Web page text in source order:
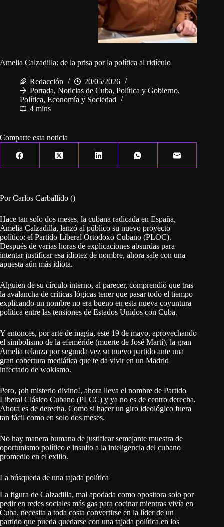
Amelia Calzadilla: de la prisa por la política al ridículo
Redacción
20/05/2026
Portada, Noticias de Cuba, Política y Gobierno,
Política, Economía y Sociedad
4 mins
Comparte esta noticia
Por Carlos Carballido ()
Hace tan solo dos meses, la cubana radicada en España,
Amelia Calzadilla, lanzó al público su nuevo proyecto
político: el Partido Liberal Ortodoxo Cubano (PLOC).
Después de varias horas de explicaciones absurdas para
intentar justificar esa idiotez de nombre, ahora sale con una
apuesta aún más idiota.
Alguien de su círculo interno, al parecer, comprendió que tras
la avalancha de críticas lógicas tener que pasar todo el tiempo
explicando un nombre no era bueno en esta nueva coyuntura
política entre las tensiones de Estados Unidos con Cuba.
Y entonces, por arte de magia, este 19 de mayo, aprovechando
el simbolismo de la efeméride (muerte de José Martí), la gran
Amelia relanza por segunda vez su nuevo partido ante una
gran cobertura mediática que te da vivir en un Madrid
infectado de wokismo.
Pero, ¡oh misterio divino!, ahora lleva el nombre de Partido
Liberal Clásico Cubano (PLCC) y ya no es de centro derecha.
Ahora es de derecha. Como si hacer un giro ideológico fuera
tan fácil como en solo dos meses.
No hay manera humana de justificar semejante muestra de
oportunismo político e insulto a la inteligencia del cubano
promedio en el exilio.
La búsqueda de una tajada política
La figura de Calzadilla, mal apodada como opositora solo por
pedir en redes sociales más gas para cocinar mientras vivía en
Cuba, necesita a toda costa convertirse en la líder de un
partido que pueda quedarse con una tajada política en los